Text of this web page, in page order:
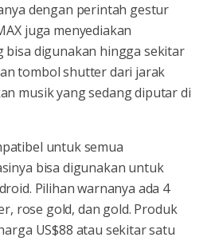
dengan perintah gestur
juga menyediakan
bisa digunakan hingga sekitar
tombol shutter dari jarak
musik yang sedang diputar di
untuk semua
bisa digunakan untuk
Pilihan warnanya ada 4
rose gold, dan gold. Produk
US$88 atau sekitar satu